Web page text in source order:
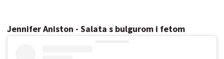
Jennifer Aniston - Salata s bulgurom i fetom